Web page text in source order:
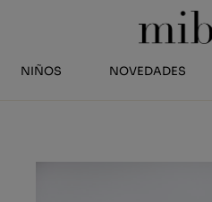
NIÑOS NOVEDADES